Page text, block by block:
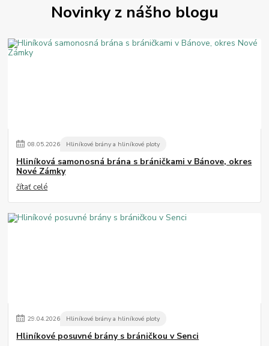
Novinky z nášho blogu
08.05.2026 Hliníkové brány a hliníkové ploty
Hliníková samonosná brána s bráničkami v Bánove, okres
Nové Zámky
čítať celé
29.04.2026 Hliníkové brány a hliníkové ploty
Hliníkové posuvné brány s bráničkou v Senci